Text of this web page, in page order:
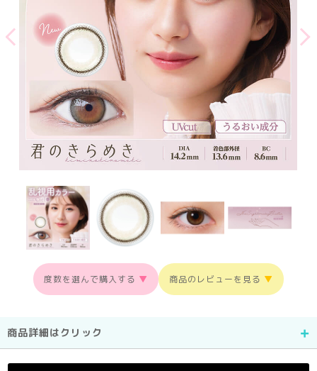
度数を選んで購入する ▼ 商品のレビューを見る ▼
商品詳細はクリック